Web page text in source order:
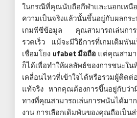
ในกรณีที่คุณนับถือกีฬาและนอกเหนื
ความเป็นจริงแล้วนั้นขึ้นอยู่กับผลกร
เกมพีซีข้อมูล คุณสามารถเล่นการ
รวดเร็ว แม้จะมีวิธีการที่เกมเดิมพัน
เชื่อมโยง ufabet มือถือ แต่คุณสามา
ก็ได้เพื่อทำให้ผลลัพธ์ของการชนะใ
เคลื่อนไหวที่เข้าใจได้หรือรวมผู้ติด
แท้จริง หากคุณต้องการขึ้นอยู่กับว่
ทางที่คุณสามารถเล่นการพนันได้มา
งาน การเลือกเดิมพันของคุณถือเป็น